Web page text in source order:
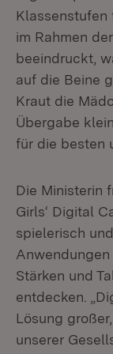
Klassenstufen
im Rahmen
beeindruckt,
auf die Beine
Kraut die
Übergabe
für die besten
Die Ministerin
Girls‘ Digital
spielerisch
Stärken und
entdecken.
Lösung
unserer